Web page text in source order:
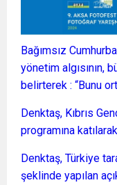
Bağımsız
yönetim algısının,
belirterek : “Bunu
Denktaş, Kıbrıs
programına
Denktaş, Türkiye
şeklinde yapılan